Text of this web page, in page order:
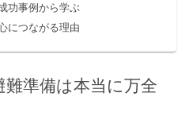
功事例から学ぶ
につながる理由
準備は本当に万全